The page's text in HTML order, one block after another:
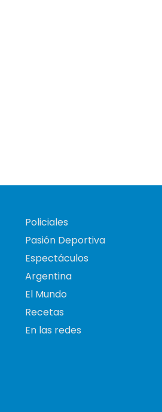
Policiales
Pasión Deportiva
Espectáculos
Argentina
El Mundo
Recetas
En las redes